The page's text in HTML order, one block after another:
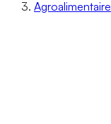
Agroalimentaire